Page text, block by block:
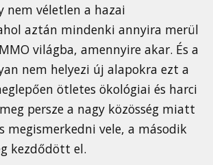
nem véletlen a hazai
aztán mindenki annyira merül
világba, amennyire akar. És a
nem helyezi új alapokra ezt a
ötletes ökológiai és harci
persze a nagy közösség miatt
megismerkedni vele, a második
kezdődött el.